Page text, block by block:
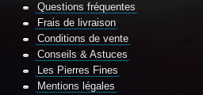
Questions fréquentes
Frais de livraison
Conditions de vente
Conseils & Astuces
Les Pierres Fines
Mentions légales